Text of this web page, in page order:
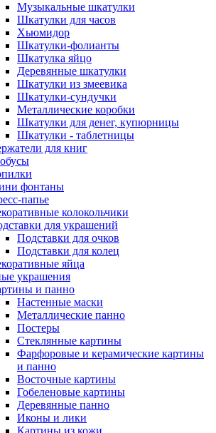
Музыкальные шкатулки
Шкатулки для часов
Хьюмидор
Шкатулки-фолианты
Шкатулка яйцо
Деревянные шкатулки
Шкатулки из змеевика
Шкатулки-сундучки
Металлические коробки
Шкатулки для денег, купюрницы
Шкатулки - таблетницы
для книг
фонтаны
папье
колокольчики
для украшений
Подставки для очков
Подставки для колец
яйца
украшения
и панно
Настенные маски
Металлические панно
Постеры
Стеклянные картины
Фарфоровые и керамические картины
и панно
Восточные картины
Гобеленовые картины
Деревянные панно
Иконы и лики
Картины из кожи